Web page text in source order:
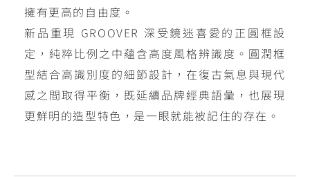
擁有更高的自由度。
新品重現 GROOVER 深受鏡迷喜愛的正圓框設
定，純粹比例之中蘊含高度風格辨識度。圓潤框
型結合高識別度的細節設計，在復古氣息與現代
感之間取得平衡，既延續品牌經典語彙，也展現
更鮮明的造型特色，是一眼就能被記住的存在。